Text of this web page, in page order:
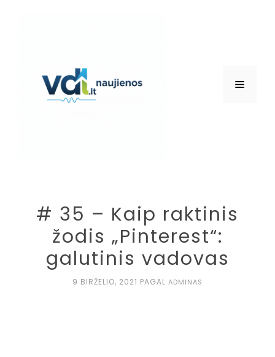
Meniu
# 35 – Kaip raktinis
žodis „Pinterest“:
galutinis vadovas
9 BIRŽELIO, 2021 PAGAL ADMINAS